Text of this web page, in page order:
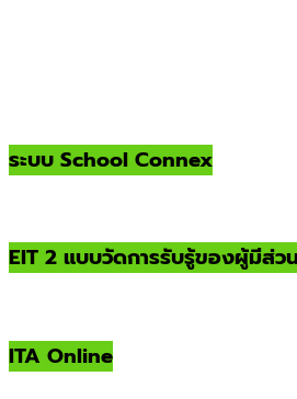
ระบบ School Connex
EIT 2 แบบวัดการรับรู้ของผู้มีส่ว
ITA Online